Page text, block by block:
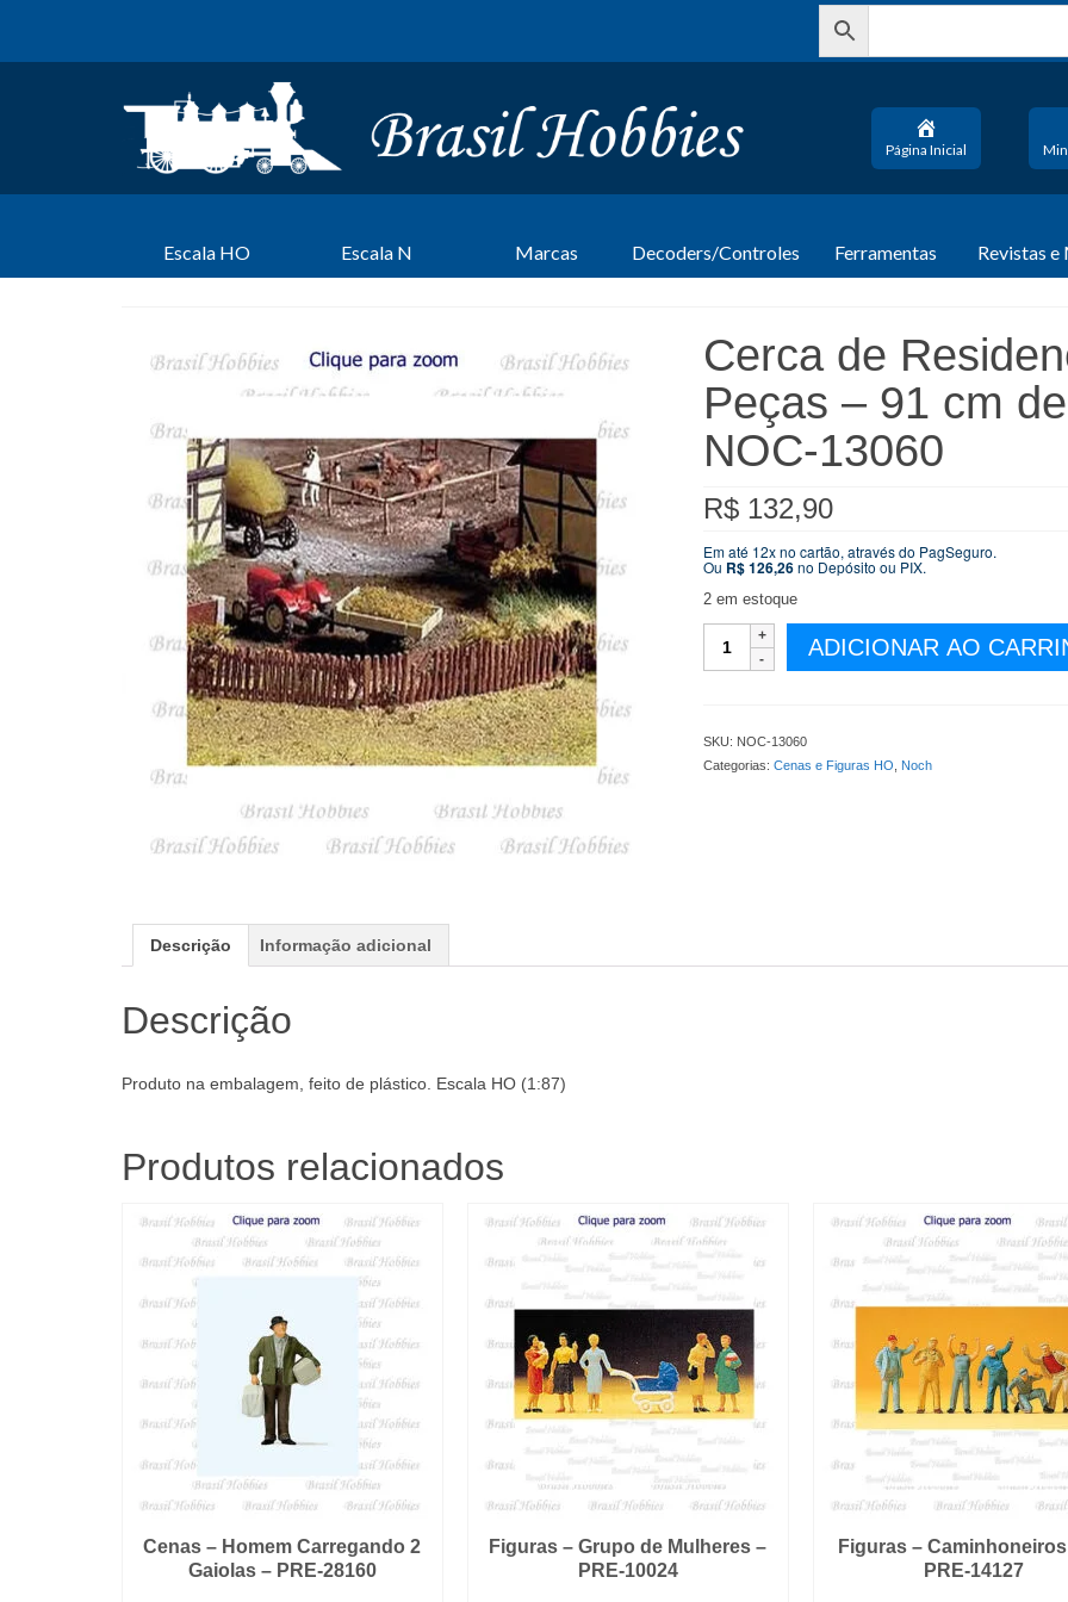
Página Inicial
Escala HO Escala N Marcas Decoders/Controles Ferramentas Revistas e
Cerca de
Peças – 91 cm
NOC-13060
R$132,90
Em até 12x no cartão, através do PagSeguro.
Ou R$126,26no Depósito ou PIX.
2 em estoque
Peças
-
quantidade
ADICIONAR AO
SKU: NOC-13060
Categorias: Cenas e Figuras HO Noch
Descrição Informação adicional
Descrição
Produto na embalagem, feito de plástico. Escala HO (1:87)
Produtos relacionados
Cenas – Homem Carregando 2
Gaiolas – PRE-28160
Figuras – Grupo de Mulheres –
PRE-10024
Figuras – Caminhoneiros
PRE-14127